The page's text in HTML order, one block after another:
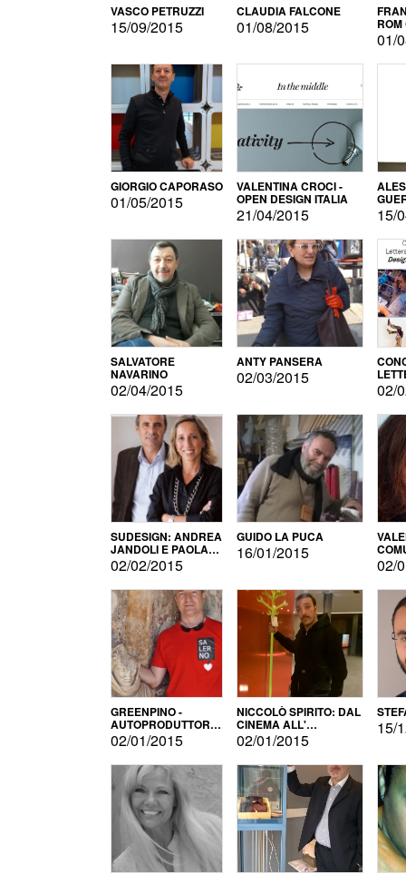
VASCO PETRUZZI
15/09/2015
CLAUDIA FALCONE
01/08/2015
01/
GIORGIO CAPORASO
01/05/2015
VALENTINA CROCI -
OPEN DESIGN ITALIA
21/04/2015 15/
SALVATORE
NAVARINO
02/04/2015
ANTY PANSERA
02/03/2015
02/
SUDESIGN: ANDREA
JANDOLI E PAOLA
PISAPIA
02/02/2015
GUIDO LA PUCA
16/01/2015
02/
GREENPINO -
AUTOPRODUTTORE
PER AMORE
02/01/2015
NICCOLÒ SPIRITO: DAL
CINEMA ALL'
AUTOPRODUZIONE
02/01/2015
15/